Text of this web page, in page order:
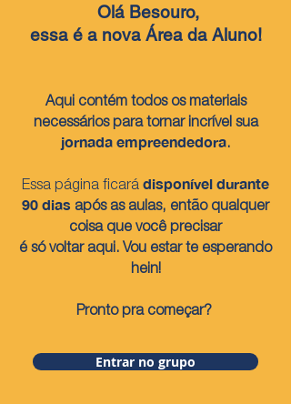
Olá Besouro,
essa é a nova Área da Aluno!
Aqui contém todos os materiais
necessários para tornar incrível sua
jornada empreendedora.
Essa página ficará disponível durante
90 dias após as aulas, então qualquer
coisa que você precisar
é só voltar aqui. Vou estar te esperando
hein!
Pronto pra começar?
Entrar no grupo